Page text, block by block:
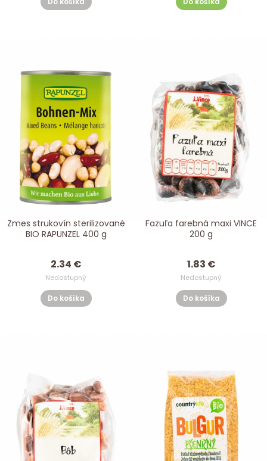
Zmes strukovín sterilizované
BIO RAPUNZEL 400 g
2.34 €
Nedostupný
Do košíka
Fazuľa farebná maxi VINCE
200 g
1.83 €
Nedostupný
Do košíka